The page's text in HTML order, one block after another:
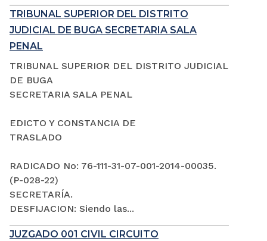
TRIBUNAL SUPERIOR DEL DISTRITO
JUDICIAL DE BUGA SECRETARIA SALA
PENAL
TRIBUNAL SUPERIOR DEL DISTRITO JUDICIAL
DE BUGA
SECRETARIA SALA PENAL
EDICTO Y CONSTANCIA DE
TRASLADO
RADICADO No: 76-111-31-07-001-2014-00035.
(P-028-22)
SECRETARÍA.
DESFIJACION: Siendo las...
JUZGADO 001 CIVIL CIRCUITO